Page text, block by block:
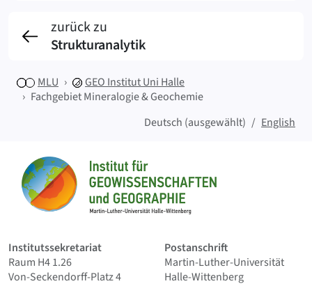
zurück zu
Strukturanalytik
MLU GEO Institut Uni Halle
Fachgebiet Mineralogie & Geochemie
Deutsch (ausgewählt)
English
Startseite
Institutssekretariat
Raum H4 1.26
Von-Seckendorff-Platz 4
Postanschrift
Martin-Luther-Universität
Halle-Wittenberg